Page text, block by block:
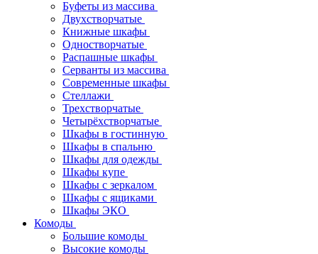
Буфеты из массива
Двухстворчатые
Книжные шкафы
Одностворчатые
Распашные шкафы
Серванты из массива
Современные шкафы
Стеллажи
Трехстворчатые
Четырёхстворчатые
Шкафы в гостинную
Шкафы в спальню
Шкафы для одежды
Шкафы купе
Шкафы с зеркалом
Шкафы с ящиками
Шкафы ЭКО
Комоды
Большие комоды
Высокие комоды